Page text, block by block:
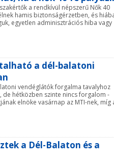
a rendkívül népszerű Nők 40
hamis biztonságérzetben, és
egyetlen adminisztrációs hiba vagy
a dél-balatoni
vendéglátók forgalma tavalyhoz
de hétközben szinte nincs forgalom -
elnöke vasárnap az MTI-nek, míg
a Dél-Balaton és a